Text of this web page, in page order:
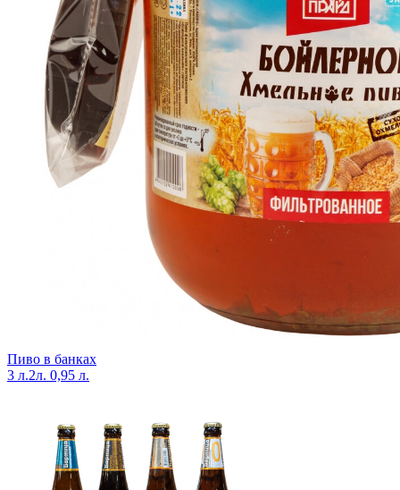
Пиво в банках
3 л.2л. 0,95 л.